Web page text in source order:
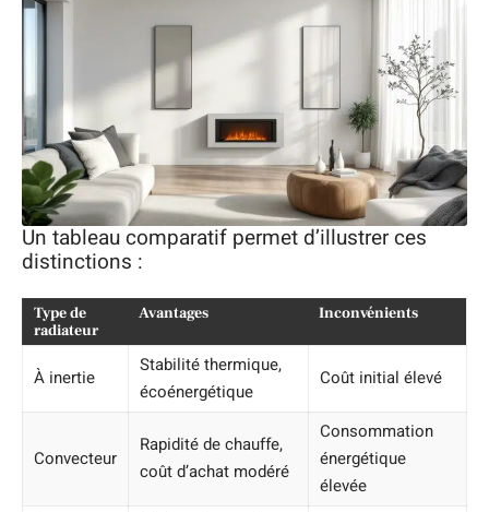
Un tableau comparatif permet d’illustrer ces
distinctions :
Type de
radiateur
Avantages Inconvénients
À inertie
Stabilité thermique,
écoénergétique
Coût initial élevé
Convecteur
Rapidité de chauffe,
coût d’achat modéré
Consommation
énergétique
élevée